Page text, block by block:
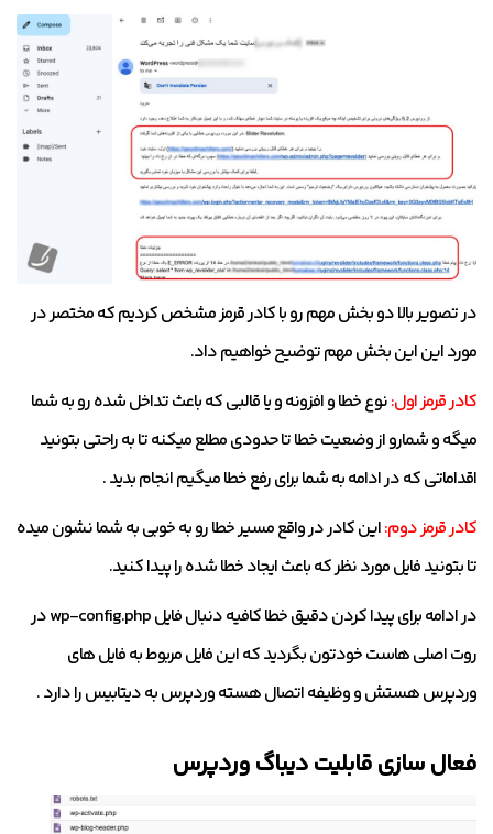
در تصویر بالا دو بخش مهم رو با کادر قرمز مشخص کردیم که مختصر در
مورد این این بخش مهم توضیح خواهیم داد.
کادر قرمز اول:نوع خطا و افزونه و یا قالبی که باعث تداخل شده رو به شما
میگه و شمارو از وضعیت خطا تا حدودی مطلع میکنه تا به راحتی بتونید
اقداماتی که در ادامه به شما برای رفع خطا میگیم انجام بدید .
کادر قرمز دوم:این کادر در واقع مسیر خطا رو به خوبی به شما نشون میده
تا بتونید فایل مورد نظر که باعث ایجاد خطا شده را پیدا کنید.
در ادامه برای پیدا کردن دقیق خطا کافیه دنبال فایل wp-config.php در
روت اصلی هاست خودتون بگردید که این فایل مربوط به فایل های
وردپرس هستش و وظیفه اتصال هسته وردپرس به دیتابیس را دارد .
فعال سازی قابلیت دیباگ وردپرس